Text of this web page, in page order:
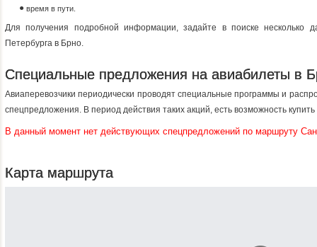
время в пути.
Для получения подробной информации, задайте в поиске несколько
Петербурга в Брно.
Специальные предложения на авиабилеты в
Авиаперевозчики периодически проводят специальные программы и
спецпредложения. В период действия таких акций, есть возможность
В данный момент нет действующих спецпредложений по маршруту
Карта маршрута